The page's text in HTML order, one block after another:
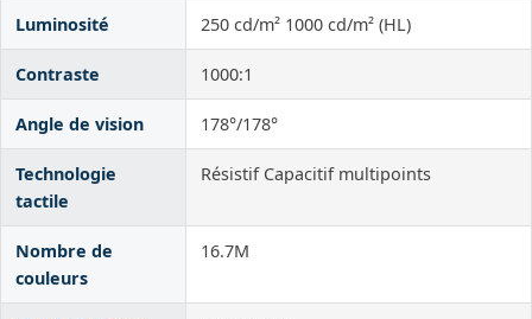
Luminosité 250 cd/m² 1000 cd/m² (HL)
Contraste 1000:1
Angle de vision 178°/178°
Technologie
tactile
Résistif Capacitif multipoints
Nombre de
couleurs
16.7M